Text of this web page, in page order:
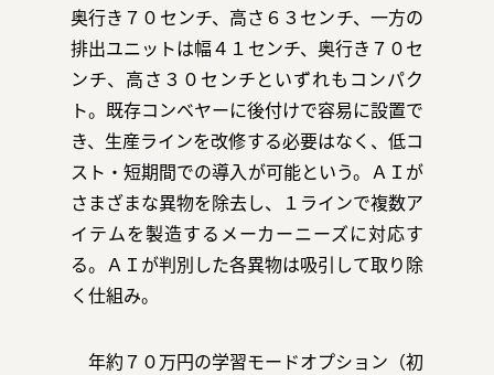
奥行き７０センチ、高さ６３センチ、一方の
排出ユニットは幅４１センチ、奥行き７０セ
ンチ、高さ３０センチといずれもコンパク
ト。既存コンベヤーに後付けで容易に設置で
き、生産ラインを改修する必要はなく、低コ
スト・短期間での導入が可能という。ＡＩが
さまざまな異物を除去し、１ラインで複数ア
イテムを製造するメーカーニーズに対応す
る。ＡＩが判別した各異物は吸引して取り除
く仕組み。
年約７０万円の学習モードオプション（初